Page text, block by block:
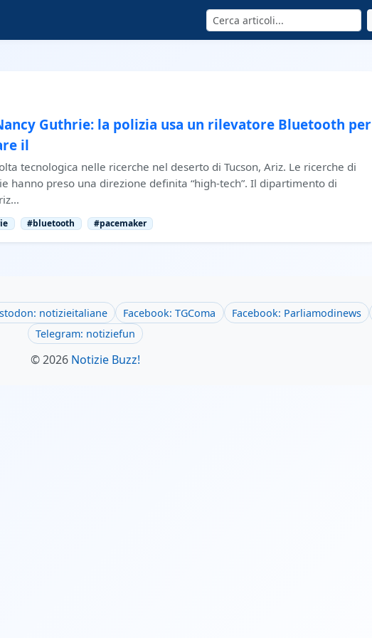
Cerca
Guthrie: la polizia usa un rilevatore Bluetooth per
il
tecnologica nelle ricerche nel deserto di Tucson, Ariz. Le ricerche di
hanno preso una direzione definita “high-tech”. Il dipartimento di
#bluetooth #pacemaker
notizieitaliane Facebook: TGComa Facebook: Parliamodinews
Telegram: notiziefun
© 2026 Notizie Buzz!